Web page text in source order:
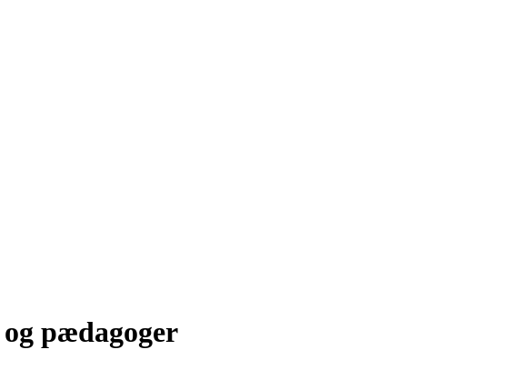
pædagoger